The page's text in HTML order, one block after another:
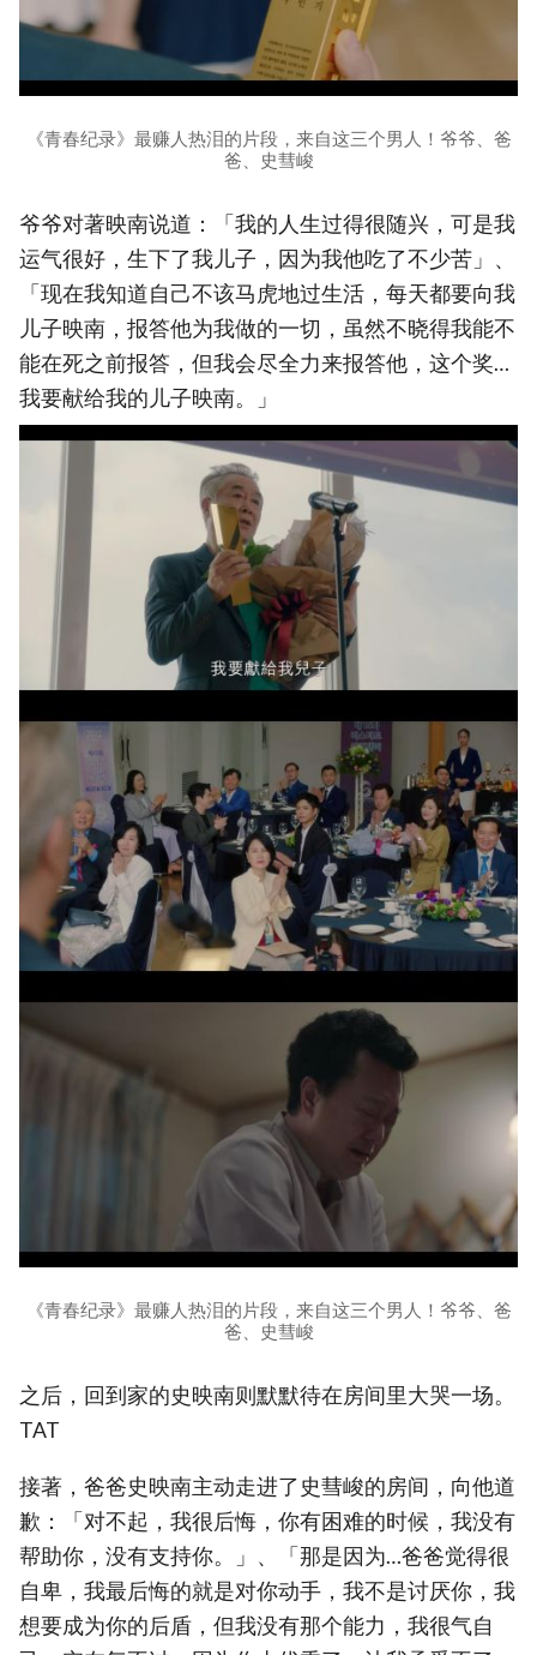
《青春纪录》最赚人热泪的片段，来自这三个男人！爷爷、爸
爸、史彗峻
爷爷对著映南说道：「我的人生过得很随兴，可是我
运气很好，生下了我儿子，因为我他吃了不少苦」、
「现在我知道自己不该马虎地过生活，每天都要向我
儿子映南，报答他为我做的一切，虽然不晓得我能不
能在死之前报答，但我会尽全力来报答他，这个奖…
我要献给我的儿子映南。」
《青春纪录》最赚人热泪的片段，来自这三个男人！爷爷、爸
爸、史彗峻
之后，回到家的史映南则默默待在房间里大哭一场。
TAT
接著，爸爸史映南主动走进了史彗峻的房间，向他道
歉：「对不起，我很后悔，你有困难的时候，我没有
帮助你，没有支持你。」、「那是因为…爸爸觉得很
自卑，我最后悔的就是对你动手，我不是讨厌你，我
想要成为你的后盾，但我没有那个能力，我很气自